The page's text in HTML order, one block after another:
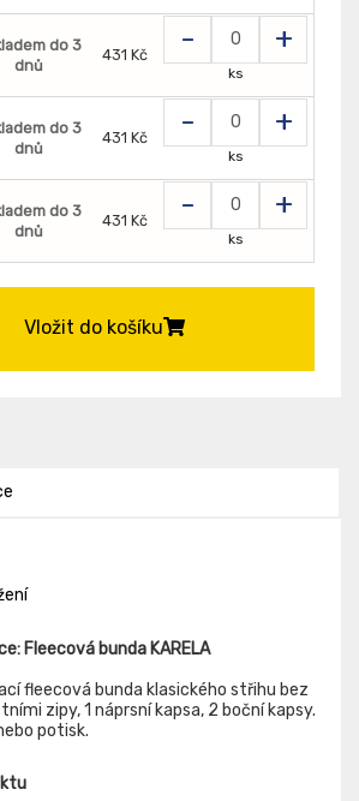
do 3
dnů
431 Kč - +
ks
do 3
dnů
431 Kč - +
ks
do 3
dnů
431 Kč - +
ks
Vložit do košíku
Fleecová bunda KARELA
fleecová bunda klasického střihu bez
zipy, 1 náprsní kapsa, 2 boční kapsy.
potisk.